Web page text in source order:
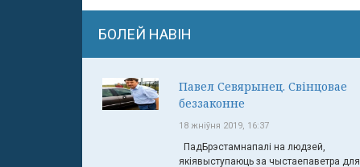
БОЛЕЙ НАВІН
Павел Севярынец. Свінцовае
беззаконне
18 жніўня 2019, 16:37
ПадБрэстамнапалі на людзей,
якіявыступаюць за чыстаепаветра для